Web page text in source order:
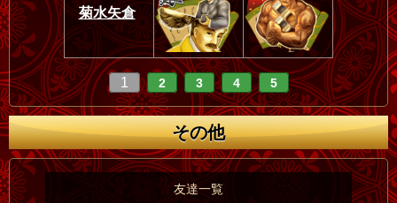
菊水矢倉
1 2 3 4 5
その他
友達一覧